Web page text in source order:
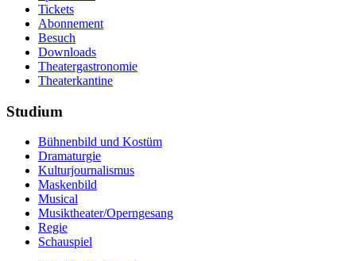
Tickets
Abonnement
Besuch
Downloads
Theatergastronomie
Theaterkantine
Studium
Bühnenbild und Kostüm
Dramaturgie
Kulturjournalismus
Maskenbild
Musical
Musiktheater/­Operngesang
Regie
Schauspiel